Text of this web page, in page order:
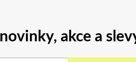
akce a